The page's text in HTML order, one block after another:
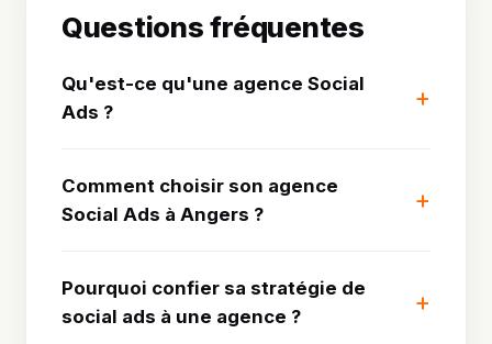
Questions fréquentes
Qu'est-ce qu'une agence Social
Ads ?
Comment choisir son agence
Social Ads à Angers ?
Pourquoi confier sa stratégie de
social ads à une agence ?